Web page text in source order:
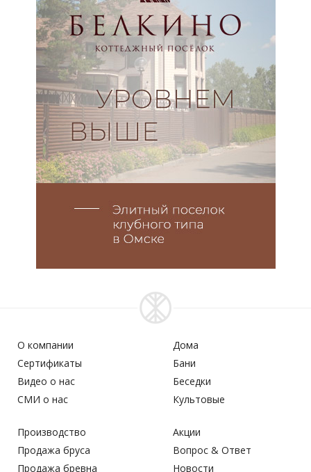
О компании
Сертификаты
Видео о нас
СМИ о нас
Дома
Бани
Беседки
Культовые
Производство
Продажа бруса
Продажа бревна
Акции
Вопрос & Ответ
Новости